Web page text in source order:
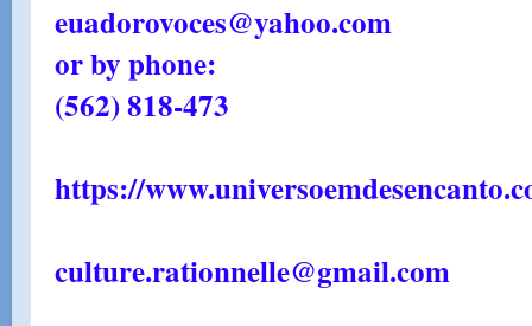
euadorovoces@yahoo.com
or by phone:
(562) 818-473
https://
culture.rationnelle@gmail.com